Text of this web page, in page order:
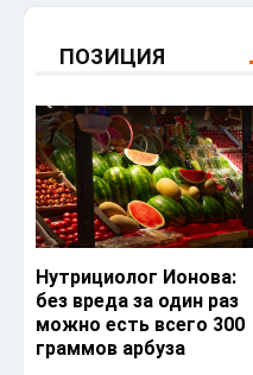
ПОЗИЦИЯ
Нутрициолог Ионова:
без вреда за один раз
можно есть всего 300
граммов арбуза